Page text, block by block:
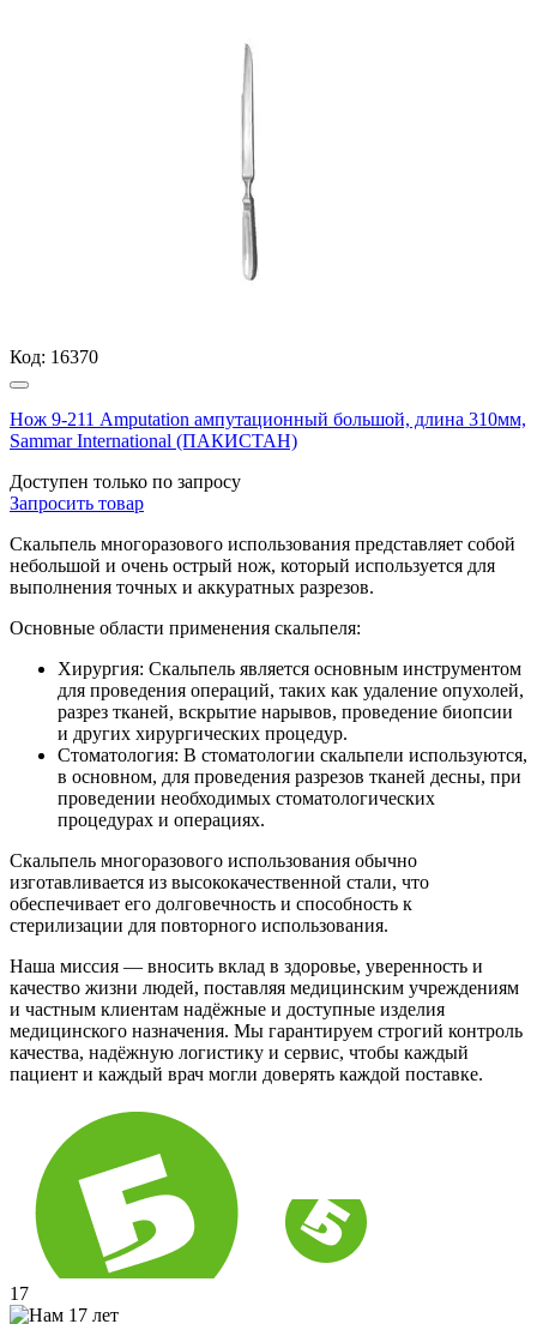
Код: 16370
Нож 9-211 Amputation ампутационный большой, длина 310мм,
Sammar International (ПАКИСТАН)
Доступен только по запросу
Запросить товар
Скальпель многоразового использования представляет собой
небольшой и очень острый нож, который используется для
выполнения точных и аккуратных разрезов.
Основные области применения скальпеля:
Хирургия: Скальпель является основным инструментом
для проведения операций, таких как удаление опухолей,
разрез тканей, вскрытие нарывов, проведение биопсии
и других хирургических процедур.
Стоматология: В стоматологии скальпели используются,
в основном, для проведения разрезов тканей десны, при
проведении необходимых стоматологических
процедурах и операциях.
Скальпель многоразового использования обычно
изготавливается из высококачественной стали, что
обеспечивает его долговечность и способность к
стерилизации для повторного использования.
Наша миссия — вносить вклад в здоровье, уверенность и
качество жизни людей, поставляя медицинским учреждениям
и частным клиентам надёжные и доступные изделия
медицинского назначения. Мы гарантируем строгий контроль
качества, надёжную логистику и сервис, чтобы каждый
пациент и каждый врач могли доверять каждой поставке.
17